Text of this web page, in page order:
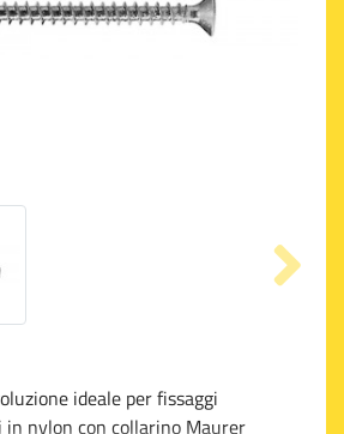
ideale per fissaggi
nylon con collarino Maurer